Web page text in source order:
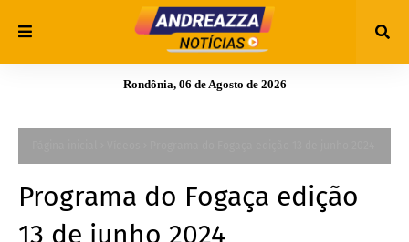
Rondônia, 06 de Agosto de 2026
Programa do Fogaça edição
13 de junho 2024